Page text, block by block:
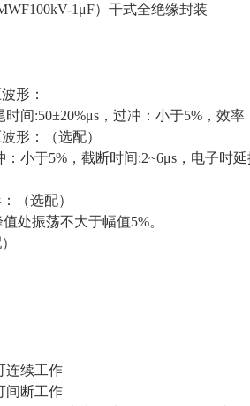
1μF）干式全绝缘封装
形：
间:50±20%μs，过冲：小于5%，效
形：（选配）
：小于5%，截断时间:2~6μs，电子时
（选配）
处振荡不大于幅值5%。
连续工作
间断工作